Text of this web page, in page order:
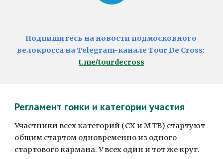
Подпишитесь на новости подмосковного
t.me/tourdecross
Регламент гонки и категории участия
Участники всех категорий (CX и MTB) стартуют
общим стартом одновременно из одного
стартового кармана. У всех один и тот же круг.